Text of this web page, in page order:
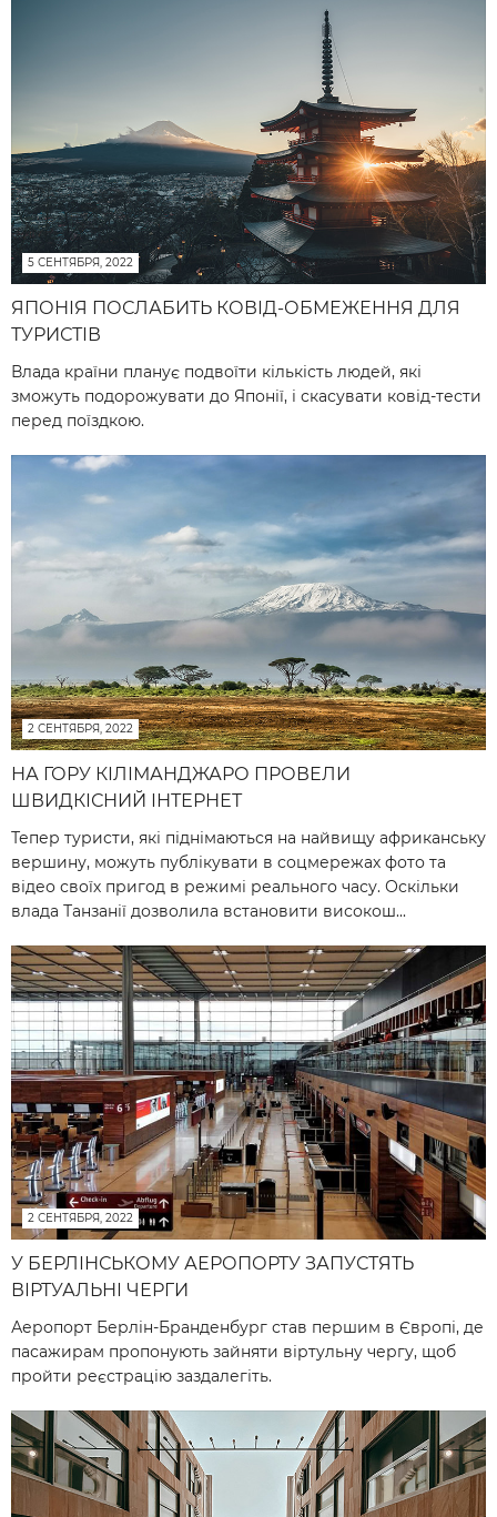
5 СЕНТЯБРЯ, 2022
ЯПОНІЯ ПОСЛАБИТЬ КОВІД-ОБМЕЖЕННЯ ДЛЯ
ТУРИСТІВ
Влада країни планує подвоїти кількість людей, які
зможуть подорожувати до Японії, і скасувати ковід-тести
перед поїздкою.
2 СЕНТЯБРЯ, 2022
НА ГОРУ КІЛІМАНДЖАРО ПРОВЕЛИ
ШВИДКІСНИЙ ІНТЕРНЕТ
Тепер туристи, які піднімаються на найвищу африканську
вершину, можуть публікувати в соцмережах фото та
відео своїх пригод в режимі реального часу. Оскільки
влада Танзанії дозволила встановити високош...
2 СЕНТЯБРЯ, 2022
У БЕРЛІНСЬКОМУ АЕРОПОРТУ ЗАПУСТЯТЬ
ВІРТУАЛЬНІ ЧЕРГИ
Аеропорт Берлін-Бранденбург став першим в Європі, де
пасажирам пропонують зайняти віртульну чергу, щоб
пройти реєстрацію заздалегіть.